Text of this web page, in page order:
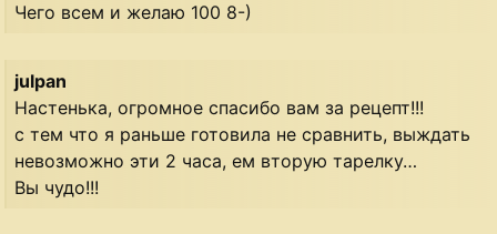
Чего всем и желаю 100 8-)
julpan
Настенька, огромное спасибо вам за рецепт!!!
с тем что я раньше готовила не сравнить, выждать
невозможно эти 2 часа, ем вторую тарелку…
Вы чудо!!!